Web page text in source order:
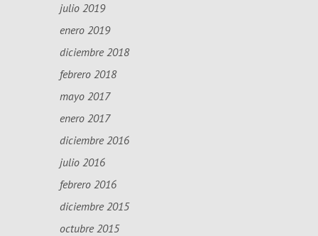
julio 2019
enero 2019
diciembre 2018
febrero 2018
mayo 2017
enero 2017
diciembre 2016
julio 2016
febrero 2016
diciembre 2015
octubre 2015